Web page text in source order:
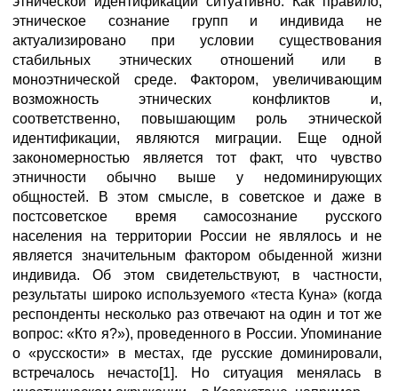
этническое сознание групп и индивида не
актуализировано при условии существования
стабильных этнических отношений или в
моноэтнической среде. Фактором, увеличивающим
возможность этнических конфликтов и,
соответственно, повышающим роль этнической
идентификации, являются миграции. Еще одной
закономерностью является тот факт, что чувство
этничности обычно выше у недоминирующих
общностей. В этом смысле, в советское и даже в
постсоветское время самосознание русского
населения на территории России не являлось и не
является значительным фактором обыденной жизни
индивида. Об этом свидетельствуют, в частности,
результаты широко используемого «теста Куна» (когда
респонденты несколько раз отвечают на один и тот же
вопрос: «Кто я?»), проведенного в России. Упоминание
о «русскости» в местах, где русские доминировали,
встречалось нечасто[1]. Но ситуация менялась в